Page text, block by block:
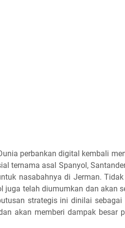
perbankan digital kembali
ternama asal Spanyol,
nasabahnya di Jerman.
juga telah diumumkan dan akan
strategis ini dinilai
akan memberi dampak besar